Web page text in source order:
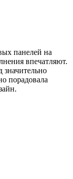
панелей на
впечатляют.
порадовала